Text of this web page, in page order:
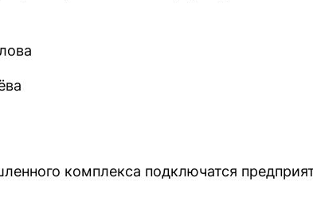
комплекса подключатся